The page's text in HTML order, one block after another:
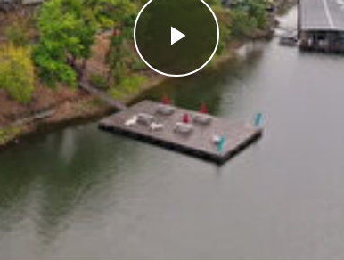
Videoyu
Oynat